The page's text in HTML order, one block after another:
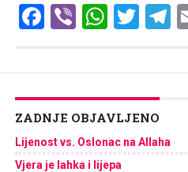
Facebook
Viber
ZADNJE OBJAVLJENO
Lijenost vs. Oslonac na Allaha
Vjera je lahka i lijepa